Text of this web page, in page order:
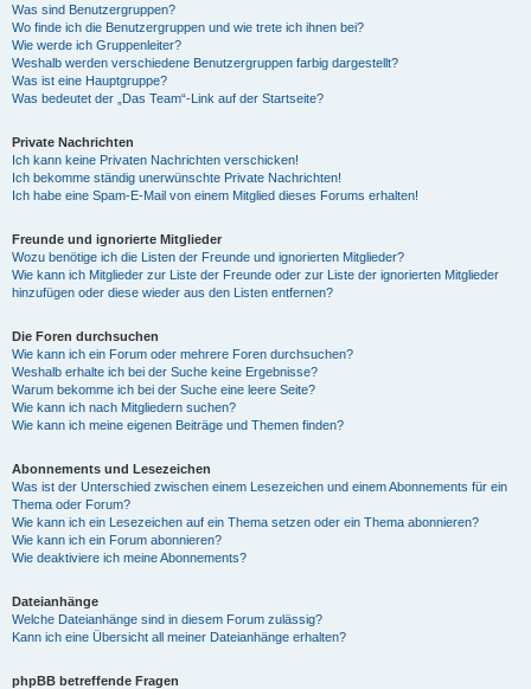
Was sind Benutzergruppen?
Wo finde ich die Benutzergruppen und wie trete ich ihnen bei?
Wie werde ich Gruppenleiter?
Weshalb werden verschiedene Benutzergruppen farbig dargestellt?
Was ist eine Hauptgruppe?
Was bedeutet der „Das Team“-Link auf der Startseite?
Private Nachrichten
Ich kann keine Privaten Nachrichten verschicken!
Ich bekomme ständig unerwünschte Private Nachrichten!
Ich habe eine Spam-E-Mail von einem Mitglied dieses Forums erhalten!
Freunde und ignorierte Mitglieder
Wozu benötige ich die Listen der Freunde und ignorierten Mitglieder?
Wie kann ich Mitglieder zur Liste der Freunde oder zur Liste der ignorierten Mitglieder
hinzufügen oder diese wieder aus den Listen entfernen?
Die Foren durchsuchen
Wie kann ich ein Forum oder mehrere Foren durchsuchen?
Weshalb erhalte ich bei der Suche keine Ergebnisse?
Warum bekomme ich bei der Suche eine leere Seite?
Wie kann ich nach Mitgliedern suchen?
Wie kann ich meine eigenen Beiträge und Themen finden?
Abonnements und Lesezeichen
Was ist der Unterschied zwischen einem Lesezeichen und einem Abonnements für ein
Thema oder Forum?
Wie kann ich ein Lesezeichen auf ein Thema setzen oder ein Thema abonnieren?
Wie kann ich ein Forum abonnieren?
Wie deaktiviere ich meine Abonnements?
Dateianhänge
Welche Dateianhänge sind in diesem Forum zulässig?
Kann ich eine Übersicht all meiner Dateianhänge erhalten?
phpBB betreffende Fragen